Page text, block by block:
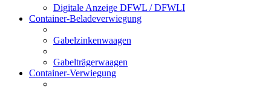
Digitale Anzeige DFWL / DFWLI
Container-Beladeverwiegung
Gabelzinkenwaagen
Gabelträgerwaagen
Container-Verwiegung